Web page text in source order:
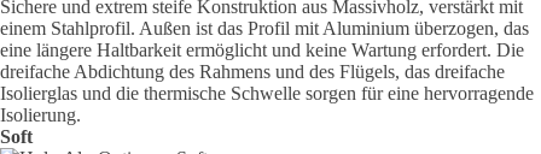
Sichere und extrem steife Konstruktion aus Massivholz, verstärkt mit
einem Stahlprofil. Außen ist das Profil mit Aluminium überzogen, das
eine längere Haltbarkeit ermöglicht und keine Wartung erfordert. Die
dreifache Abdichtung des Rahmens und des Flügels, das dreifache
Isolierglas und die thermische Schwelle sorgen für eine hervorragende
Isolierung.
Soft